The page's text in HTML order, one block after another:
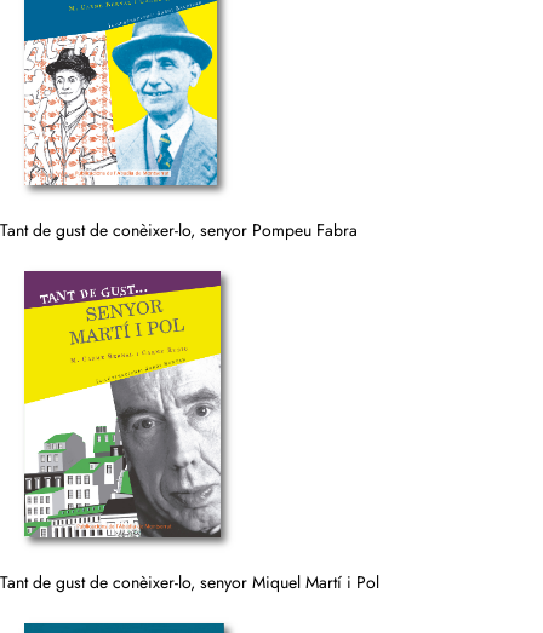
Tant de gust de conèixer-lo, senyor Pompeu Fabra
Tant de gust de conèixer-lo, senyor Miquel Martí i Pol